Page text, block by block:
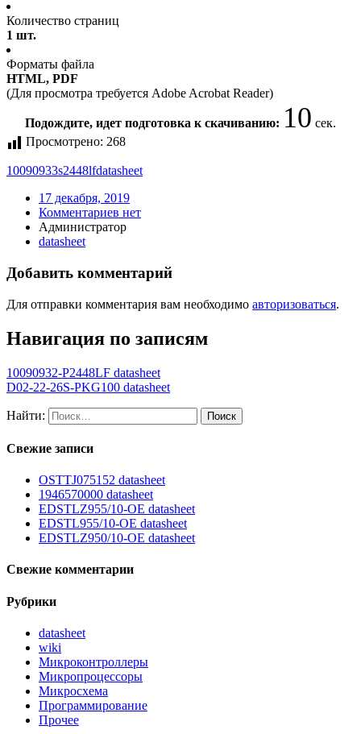
Количество страниц
1 шт.
Форматы файла
HTML, PDF
(Для просмотра требуется Adobe Acrobat Reader)
Подождите, идет подготовка к скачиванию: 10 сек.
Просмотрено: 268
10090933s2448lfdatasheet
17 декабря, 2019
Комментариев нет
Администратор
datasheet
Добавить комментарий
Для отправки комментария вам необходимо авторизоваться.
Навигация по записям
10090932-P2448LF datasheet
D02-22-26S-PKG100 datasheet
Найти:
Свежие записи
OSTTJ075152 datasheet
1946570000 datasheet
EDSTLZ955/10-OE datasheet
EDSTL955/10-OE datasheet
EDSTLZ950/10-OE datasheet
Свежие комментарии
Рубрики
datasheet
wiki
Микроконтроллеры
Микропроцессоры
Микросхема
Программирование
Прочее